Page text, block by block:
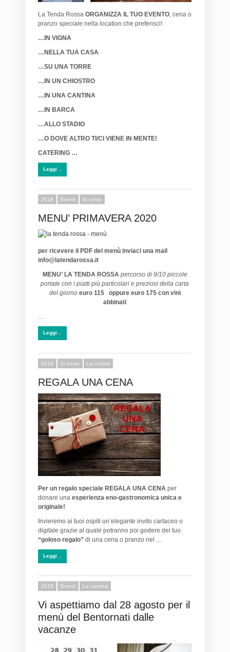
La Tenda Rossa ORGANIZZA IL TUO EVENTO , cena o
pranzo speciale nella location che preferisci!
…IN VIGNA
…NELLA TUA CASA
…SU UNA TORRE
…IN UN CHIOSTRO
…IN UNA CANTINA
…IN BARCA
…ALLO STADIO
…O DOVE ALTRO TI/CI VIENE IN MENTE!
CATERING …
Leggi ..
2019 Eventi In corso
MENU’ PRIMAVERA 2020
per ricevere il PDF del menù inviaci una mail
info@latendarossa.it
MENU’ LA TENDA ROSSA percorso di 9/10 piccole
portate con i piatti più particolari e preziosi della carta
del giorno euro 115 oppure euro 175 con vini
abbinati
…
Leggi ..
2019 In corso La cucina
REGALA UNA CENA
Per un regalo speciale REGALA UNA CENA per
donare una esperienza eno-gastronomica unica e
originale!
Invieremo ai tuoi ospiti un’elegante invito cartaceo o
digitale grazie al quale potranno poi godere del tuo
“goloso regalo” di una cena o pranzo nel …
Leggi ..
2019 Eventi La cantina
Vi aspettiamo dal 28 agosto per il
menù del Bentornati dalle
vacanze